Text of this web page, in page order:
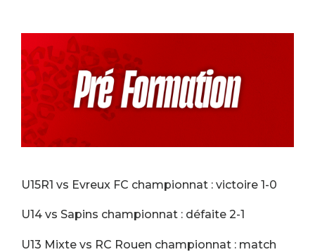
U15R1 vs Evreux FC championnat : victoire 1-0
U14 vs Sapins championnat : défaite 2-1
U13 Mixte vs RC Rouen championnat : match